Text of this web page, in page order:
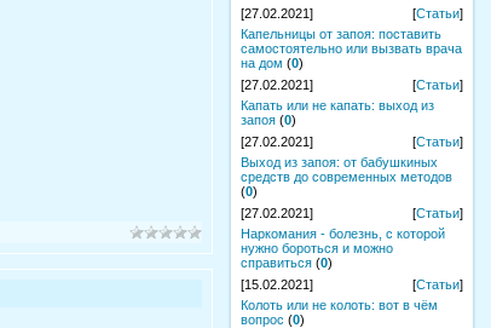
[27.02.2021]
[Статьи]
Капельницы от запоя: поставить
самостоятельно или вызвать врача
на дом (0)
[27.02.2021]
[Статьи]
Капать или не капать: выход из
запоя (0)
[27.02.2021]
[Статьи]
Выход из запоя: от бабушкиных
средств до современных методов
(0)
[27.02.2021]
[Статьи]
Наркомания - болезнь, с которой
нужно бороться и можно
справиться (0)
[15.02.2021]
[Статьи]
Колоть или не колоть: вот в чём
вопрос (0)